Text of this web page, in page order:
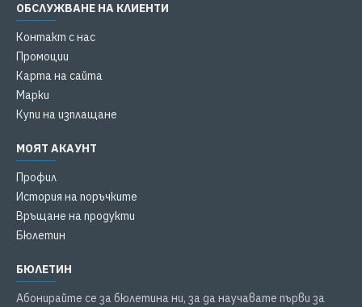
ОБСЛУЖВАНЕ НА КЛИЕНТИ
Контакт с нас
Промоции
Карта на сайта
Марки
Купи на изплащане
МОЯТ АКАУНТ
Профил
История на поръчките
Връщане на продукти
Бюлетин
БЮЛЕТИН
Абонирайте се за бюлетина ни, за да научавате първи за